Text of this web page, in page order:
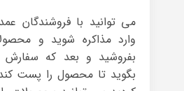
می توانید با فروشندگان
وارد مذاکره شوید و
بفروشید و بعد که سفارش
بگوید تا محصول را پست